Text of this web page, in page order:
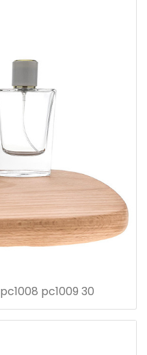
pc1008 pc1009 30 مل زجاجة عطر 50 مل